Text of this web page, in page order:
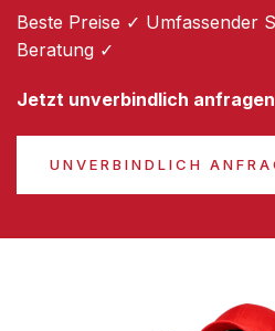
Beste Preise ✓ Umfassender
Beratung ✓
Jetzt unverbindlich
UNVERBINDLICH